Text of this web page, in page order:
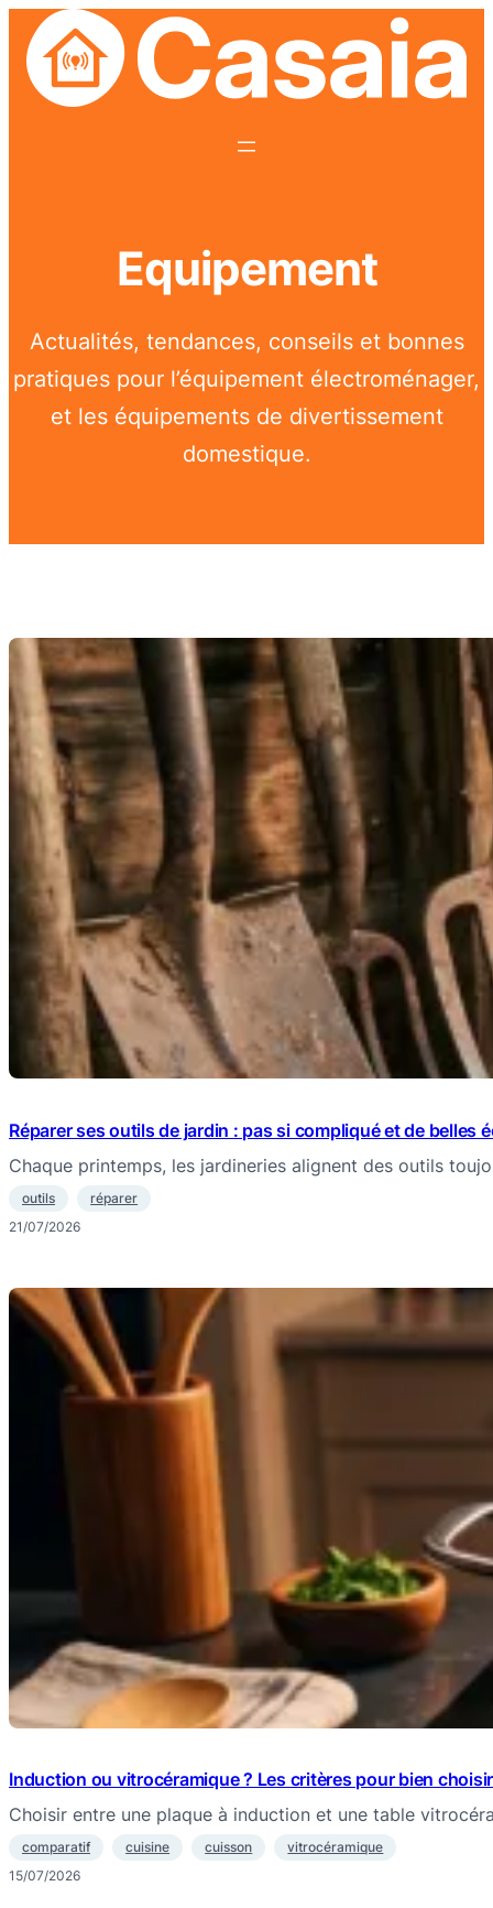
Aller
au
contenu
Equipement
Actualités, tendances, conseils et bonnes
pratiques pour l’équipement électroménager,
et les équipements de divertissement
domestique.
Réparer ses outils de jardin : pas si compliqué et de belles
Chaque printemps, les jardineries alignent des outils
outils
réparer
21/07/2026
Induction ou vitrocéramique ? Les critères pour bien choisir
Choisir entre une plaque à induction et une table
comparatif cuisine cuisson
vitrocéramique
15/07/2026